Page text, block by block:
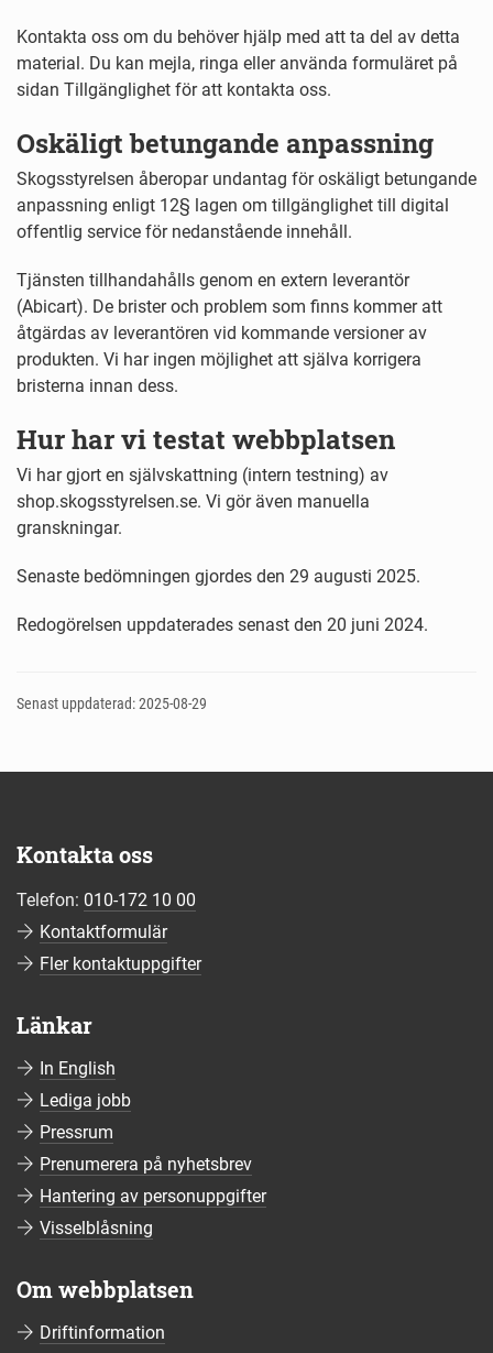
Kontakta oss om du behöver hjälp med att ta del av detta
material. Du kan mejla, ringa eller använda formuläret på
sidan Tillgänglighet för att kontakta oss.
Oskäligt betungande anpassning
Skogsstyrelsen åberopar undantag för oskäligt betungande
anpassning enligt 12§ lagen om tillgänglighet till digital
offentlig service för nedanstående innehåll.
Tjänsten tillhandahålls genom en extern leverantör
(Abicart). De brister och problem som finns kommer att
åtgärdas av leverantören vid kommande versioner av
produkten. Vi har ingen möjlighet att själva korrigera
bristerna innan dess.
Hur har vi testat webbplatsen
Vi har gjort en självskattning (intern testning) av
shop.skogsstyrelsen.se. Vi gör även manuella
granskningar.
Senaste bedömningen gjordes den 29 augusti 2025.
Redogörelsen uppdaterades senast den 20 juni 2024.
Senast uppdaterad: 2025-08-29
Kontakta oss
Telefon: 010-172 10 00
Kontaktformulär
Fler kontaktuppgifter
Länkar
In English
Lediga jobb
Pressrum
Prenumerera på nyhetsbrev
Hantering av personuppgifter
Visselblåsning
Om webbplatsen
Driftinformation